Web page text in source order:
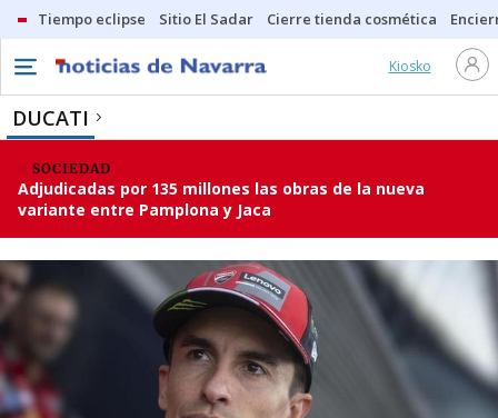
Tiempo eclipse Sitio El Sadar Cierre tienda cosmética
Kiosko
DUCATI
SOCIEDAD
Adjudicadas por 135 millones las obras de la nueva
variante entre Pamplona y Jaca